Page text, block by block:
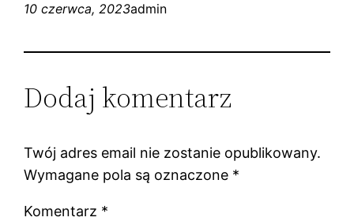
10 czerwca, 2023admin
Dodaj komentarz
Twój adres email nie zostanie opublikowany.
Wymagane pola są oznaczone *
Komentarz *